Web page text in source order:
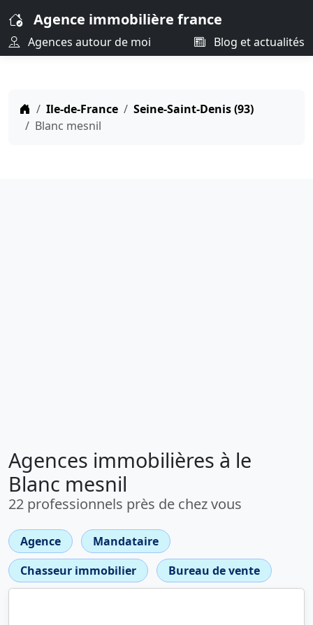
Agence immobilière france
Agences autour de moi Blog et actualités
Ile-de-France
Seine-Saint-Denis (93)
Blanc mesnil
Agences immobilières à le
Blanc mesnil
22 professionnels près de chez vous
Agence
Mandataire
Chasseur immobilier
Bureau de vente